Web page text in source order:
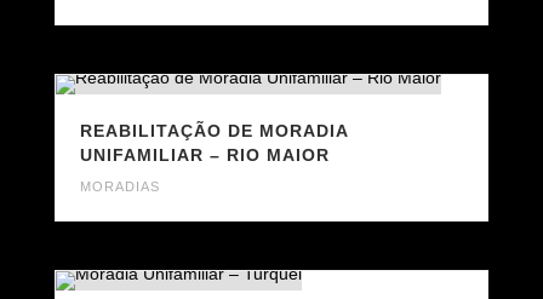
REABILITAÇÃO DE MORADIA
UNIFAMILIAR – RIO MAIOR
MORADIAS